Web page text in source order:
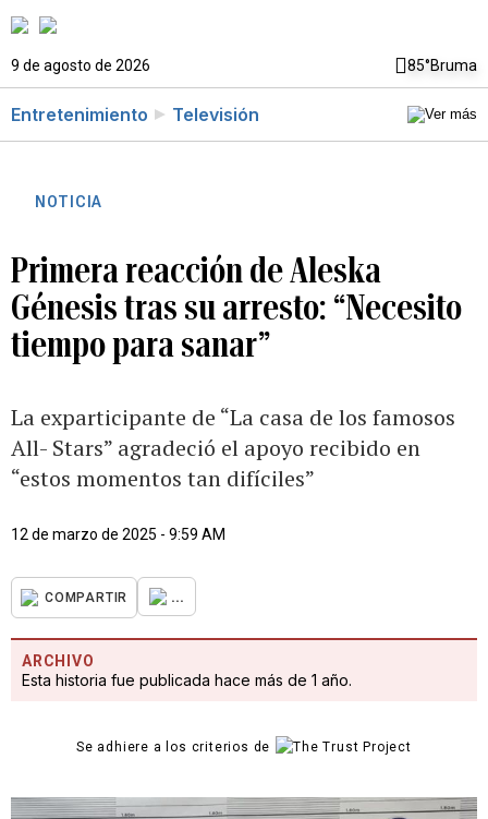
9 de agosto de 2026 85°Bruma
Entretenimiento Televisión
NOTICIA
Primera reacción de Aleska
Génesis tras su arresto: “Necesito
tiempo para sanar”
La exparticipante de “La casa de los famosos
All- Stars” agradeció el apoyo recibido en
“estos momentos tan difíciles”
12 de marzo de 2025 - 9:59 AM
COMPARTIR ...
ARCHIVO
Esta historia fue publicada hace más de 1 año.
Se adhiere a los criterios de